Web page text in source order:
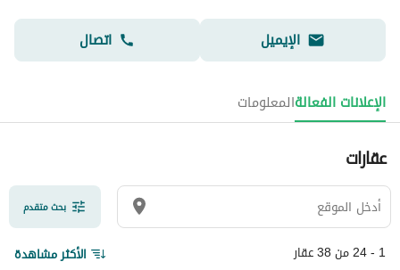
الإيميل اتصال
الإعلانات الفعالةالمعلومات
عقارات
بحث متقدم
1 - 24 من 38 عقار الأكثر مشاهدة